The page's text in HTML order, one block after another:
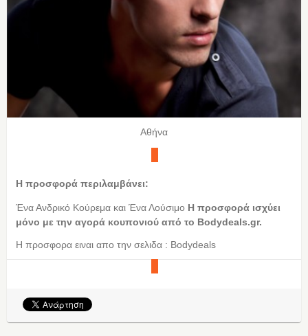
Αθήνα
Η προσφορά περιλαμβάνει:
Ένα Ανδρικό Κούρεμα και Ένα Λούσιμο Η προσφορά ισχύει
μόνο με την αγορά κουπονιού από τo Bodydeals.gr.
Η προσφορα ειναι απο την σελιδα : Bodydeals